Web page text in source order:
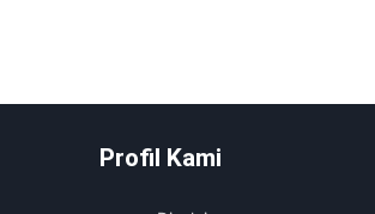
Profil Kami